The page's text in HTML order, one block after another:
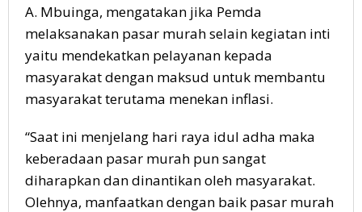
A. Mbuinga, mengatakan jika Pemda
melaksanakan pasar murah selain kegiatan inti
yaitu mendekatkan pelayanan kepada
masyarakat dengan maksud untuk membantu
masyarakat terutama menekan inflasi.
“Saat ini menjelang hari raya idul adha maka
keberadaan pasar murah pun sangat
diharapkan dan dinantikan oleh masyarakat.
Olehnya, manfaatkan dengan baik pasar murah